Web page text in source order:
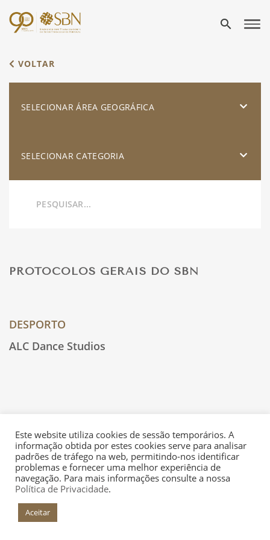
search
VOLTAR
SELECIONAR ÁREA GEOGRÁFICA
SELECIONAR CATEGORIA
PROTOCOLOS GERAIS DO SBN
DESPORTO
ALC Dance Studios
+INFO
Este website utiliza cookies de sessão temporários. A
informação obtida por estes cookies serve para analisar
padrões de tráfego na web, permitindo-nos identificar
problemas e fornecer uma melhor experiência de
navegação. Para mais informações consulte a nossa
Política de Privacidade.
Aceitar